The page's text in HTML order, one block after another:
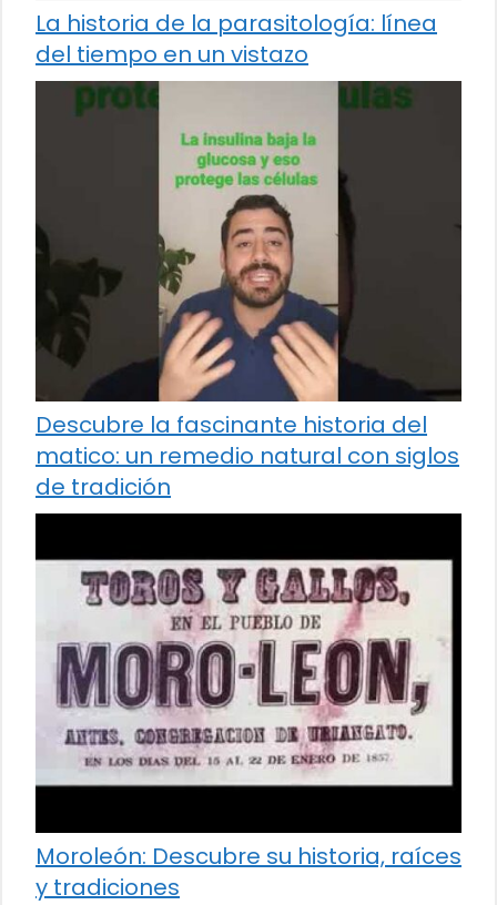
La historia de la parasitología: línea
del tiempo en un vistazo
Descubre la fascinante historia del
matico: un remedio natural con siglos
de tradición
Moroleón: Descubre su historia, raíces
y tradiciones